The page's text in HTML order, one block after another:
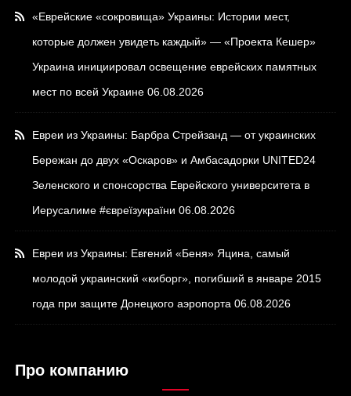
«Еврейские «сокровища» Украины: Истории мест,
которые должен увидеть каждый» — «Проекта Кешер»
Украина инициировал освещение еврейских памятных
мест по всей Украине 06.08.2026
Евреи из Украины: Барбра Стрейзанд — от украинских
Бережан до двух «Оскаров» и Амбасадорки UNITED24
Зеленского и спонсорства Еврейского университета в
Иерусалиме #євреїзукраїни 06.08.2026
Евреи из Украины: Евгений «Беня» Яцина, самый
молодой украинский «киборг», погибший в январе 2015
года при защите Донецкого аэропорта 06.08.2026
Про компанию